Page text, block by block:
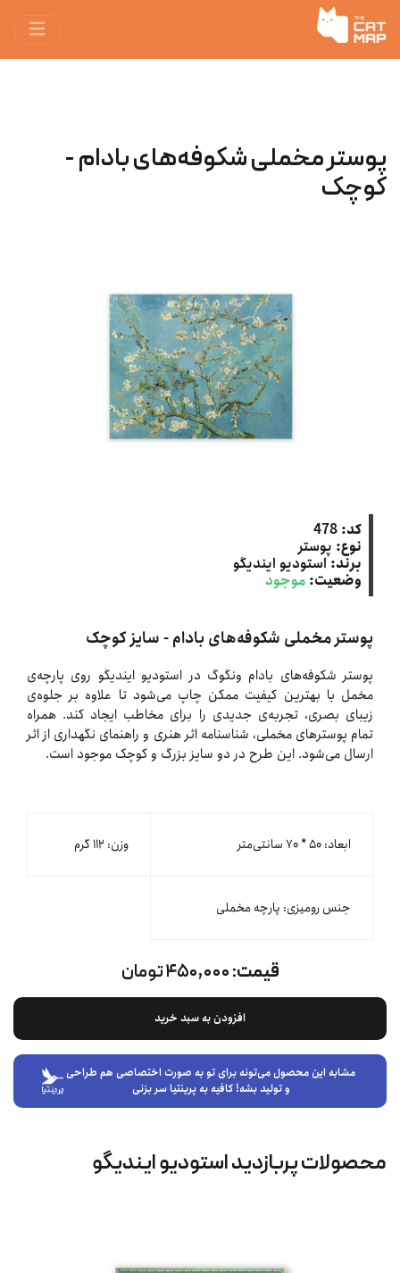
پوستر مخملی شکوفه‌های بادام -
کوچک
کد: 478
نوع: پوستر
برند:استودیو ایندیگو
وضعیت: موجود
پوستر مخملی شکوفه‌های بادام - سایز کوچک
پوستر شکوفه‌های بادام ونگوگ در استودیو ایندیگو روی پارچه‌ی
مخمل با بهترین کیفیت ممکن چاپ می‌شود تا علاوه بر جلوه‌ی
زیبای بصری، تجربه‌ی جدیدی را برای مخاطب ایجاد کند. همراه
تمام پوسترهای مخملی، شناسنامه اثر هنری و راهنمای نگهداری از اثر
ارسال می‌شود. این طرح در دو سایز بزرگ و کوچک موجود است.
ابعاد: ۵۰ * ۷۰ سانتی‌متر وزن: ۱۱۲ گرم
جنس رومیزی: پارچه مخملی
قیمت:۴۵۰,۰۰۰ تومان
افزودن به سبد خرید
مشابه این محصول می‌تونه برای تو به صورت اختصاصی هم طراحی
و تولید بشه! کافیه به پرینتیا سر بزنی
محصولات پربازدید استودیو ایندیگو